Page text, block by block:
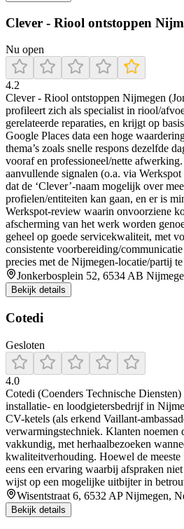
Clever - Riool ontstoppen
Nu open
4.2
Clever - Riool ontstoppen Nijmegen
profileert zich als specialist in riool/
gerelateerde reparaties, en krijgt op
Google Places data een hoge
thema’s zoals snelle respons dezelfde
vooraf en professioneel/nette
aanvullende signalen (o.a. via
dat de ‘Clever’-naam mogelijk over
profielen/entiteiten kan gaan, en er is
Werkspot-review waarin onvoorziene
afscherming van het werk worden
geheel op goede servicekwaliteit, met
consistente voorbereiding/
precies met de Nijmegen-locatie/partij
Jonkerbosplein 52, 6534 AB
Bekijk details
Cotedi
Gesloten
4.0
Cotedi (Coenders Technische
installatie- en loodgietersbedrijf in
CV-ketels (als erkend Vaillant-
verwarmingstechniek. Klanten noemen
vakkundig, met herhaalbezoeken
kwaliteitverhouding. Hoewel de meeste
eens een ervaring waarbij afspraken
wijst op een mogelijke uitbijter in
Wisentstraat 6, 6532 AP Nijmegen,
Bekijk details